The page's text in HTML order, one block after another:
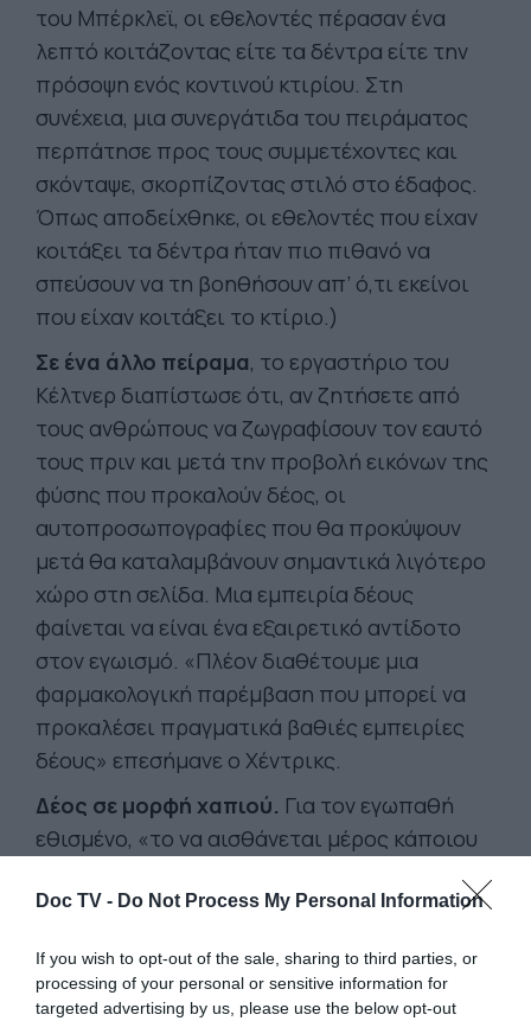
Doc TV - Do Not Process My Personal Information
If you wish to opt-out of the sale, sharing to third parties, or
processing of your personal or sensitive information for
targeted advertising by us, please use the below opt-out
του Μπέρκλεϊ, οι εθελοντές πέρασαν ένα
λεπτό κοιτάζοντας είτε τα δέντρα είτε την
πρόσοψη ενός κοντινού κτιρίου. Στη
συνέχεια, μια συνεργάτιδα του πειράματος
περπάτησε προς τους συμμετέχοντες και
σκόνταψε, σκορπίζοντας στιλό στο έδαφος.
Όπως αποδείχθηκε, οι εθελοντές που είχαν
κοιτάξει τα δέντρα ήταν πιο πιθανό να
σπεύσουν να τη βοηθήσουν απ’ ό,τι εκείνοι
που είχαν κοιτάξει το κτίριο.)
Σε ένα άλλο πείραμα, το εργαστήριο του
Κέλτνερ διαπίστωσε ότι, αν ζητήσετε από
τους ανθρώπους να ζωγραφίσουν τον εαυτό
τους πριν και μετά την προβολή εικόνων της
φύσης που προκαλούν δέος, οι
αυτοπροσωπογραφίες που θα προκύψουν
μετά θα καταλαμβάνουν σημαντικά λιγότερο
χώρο στη σελίδα. Μια εμπειρία δέους
φαίνεται να είναι ένα εξαιρετικό αντίδοτο
στον εγωισμό. «Πλέον διαθέτουμε μια
φαρμακολογική παρέμβαση που μπορεί να
προκαλέσει πραγματικά βαθιές εμπειρίες
δέους» επεσήμανε ο Χέντρικς.
Δέος σε μορφή χαπιού. Για τον εγωπαθή
εθισμένο, «το να αισθάνεται μέρος κάποιου
από τον εαυτό του, να νιώθει ότι
μπορεί να τον κάνει να νιώσει μακάρια
ευτυχία» – με το να συνάψει εκ νέου